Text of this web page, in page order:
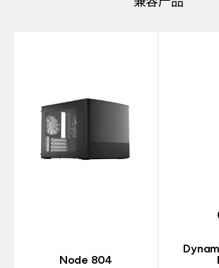
Node 804